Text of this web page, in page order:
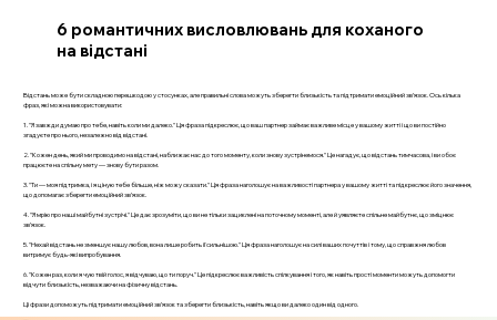
6 романтичних висловлювань для коханого
на відстані
Відстань може бути складною перешкодою у стосунках, але правильні слова можуть зберегти близькість та підтримати емоційний зв’язок. Ось кілька
фраз, які можна використовувати:
1. "Я завжди думаю про тебе, навіть коли ми далеко." Ця фраза підкреслює, що ваш партнер займає важливе місце у вашому житті і що ви постійно
згадуєте про нього, незалежно від відстані.
2. "Кожен день, який ми проводимо на відстані, наближає нас до того моменту, коли знову зустрінемося." Це нагадує, що відстань тимчасова, і ви обоє
працюєте на спільну мету — знову бути разом.
3. "Ти — моя підтримка, і я ціную тебе більше, ніж можу сказати." Ця фраза наголошує на важливості партнера у вашому житті та підкреслює його значення,
що допомагає зберегти емоційний зв’язок.
4. "Я мрію про наші майбутні зустрічі." Це дає зрозуміти, що ви не тільки зациклені на поточному моменті, але й уявляєте спільне майбутнє, що зміцнює
зв’язок.
5. "Нехай відстань не зменшує нашу любов, вона лише робить її сильнішою." Ця фраза наголошує на силі ваших почуттів і тому, що справжня любов
витримує будь-які випробування.
6. "Кожен раз, коли я чую твій голос, я відчуваю, що ти поруч." Це підкреслює важливість спілкування і того, як навіть прості моменти можуть допомогти
відчути близькість, незважаючи на фізичну відстань.
Ці фрази допоможуть підтримати емоційний зв’язок та зберегти близькість, навіть якщо ви далеко один від одного.